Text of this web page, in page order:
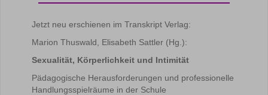
Jetzt neu erschienen im Transkript Verlag:
Marion Thuswald, Elisabeth Sattler (Hg.):
Sexualität, Körperlichkeit und Intimität
Pädagogische Herausforderungen und professionelle
Handlungsspielräume in der Schule